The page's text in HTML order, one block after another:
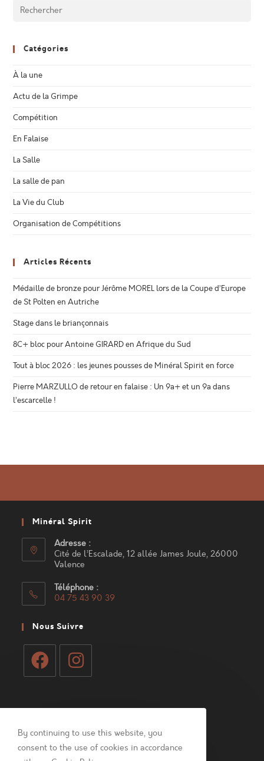
Catégories
À la une
Actu de la Grimpe
Compétition
En Falaise
La Salle
La salle de pan
La Vie du Club
Organisation de Compétitions
Articles Récents
Médaille de bronze pour Jérôme MOREL lors de la Coupe d’Europe
de St Polten en Autriche
Stage dans le briançonnais
8C+ bloc pour Antoine GIRARD en Afrique du Sud
Tout à bloc 2026 : les jeunes pousses de Minéral Spirit en force
Pierre MARZULLO de retour en falaise : Un 9a+ et un 9a dans
l’escarcelle !
Minéral Spirit
Adresse :
Cité de l’Escalade, 12 allée James Joule, 26000
Valence
Téléphone :
04 75 43 90 39
dans
application
Nous Suivre
nouvel
onglet
nouvel
onglet
Mon Compte
Connexion
By continuing to use this website, you
consent to the use of cookies in accordance